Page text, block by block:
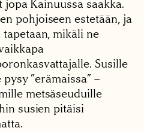
Kainuussa saakka.
pohjoiseen estetään, ja
mikäli ne
Susille
”erämaissa” –
metsäseuduille
susien pitäisi